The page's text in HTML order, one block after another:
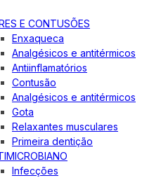
E CONTUSÕES
Enxaqueca
Analgésicos e antitérmicos
Antiinflamatórios
Contusão
Analgésicos e antitérmicos
Gota
Relaxantes musculares
Primeira dentição
Infecções